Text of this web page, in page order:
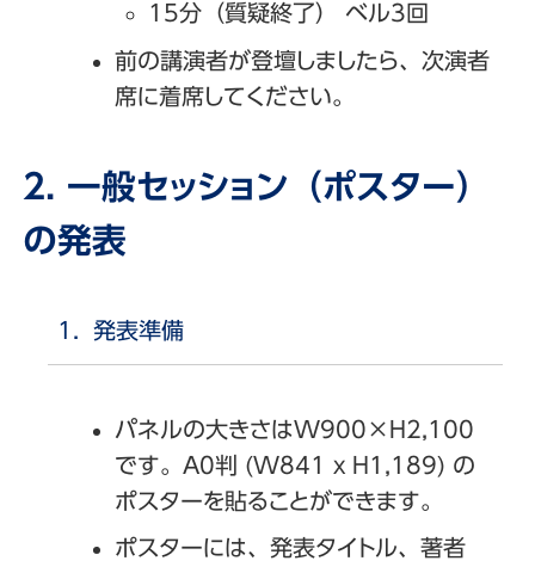
15分（質疑終了） ベル3回
前の講演者が登壇しましたら、次演者
席に着席してください。
2. 一般セッション（ポスター）
の発表
発表準備
パネルの大きさはW900×H2,100
です。A0判 (W841 x H1,189) の
ポスターを貼ることができます。
ポスターには、発表タイトル、著者